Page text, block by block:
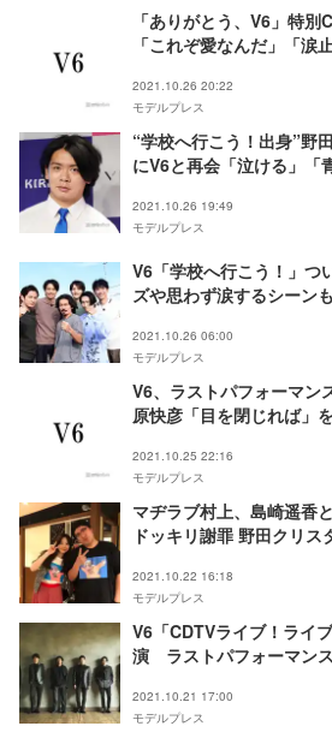
「ありがとう、V6」特
「これぞ愛なんだ」「涙
2021.10.26 20:22
モデルプレス
“学校へ行こう！出身”野
にV6と再会「泣ける」「
2021.10.26 19:49
モデルプレス
V6「学校へ行こう！」つ
ズや思わず涙するシーンも
2021.10.26 06:00
モデルプレス
V6、ラストパフォーマン
原快彦「目を閉じれば」
2021.10.25 22:16
モデルプレス
マヂラブ村上、島崎遥香
ドッキリ謝罪 野田クリ
2021.10.22 16:18
モデルプレス
V6「CDTVライブ！ライ
演 ラストパフォーマン
2021.10.21 17:00
モデルプレス